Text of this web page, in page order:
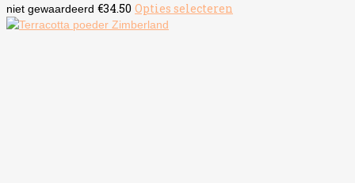
niet gewaardeerd €34.50 Opties selecteren